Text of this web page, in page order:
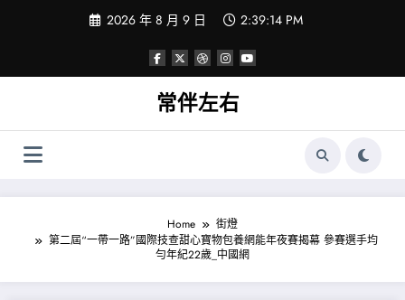
2026 年 8 月 9 日 2:39:15 PM
常伴左右
Home
街燈
第二屆“一帶一路”國際技查甜心寶物包養網能年夜賽揭幕 參賽選手均
勻年紀22歲_中國網